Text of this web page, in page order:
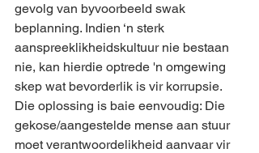
gevolg van byvoorbeeld swak
beplanning. Indien ‘n sterk
aanspreeklikheidskultuur nie bestaan
nie, kan hierdie optrede 'n omgewing
skep wat bevorderlik is vir korrupsie.
Die oplossing is baie eenvoudig: Die
gekose/aangestelde mense aan stuur
moet verantwoordelikheid aanvaar vir